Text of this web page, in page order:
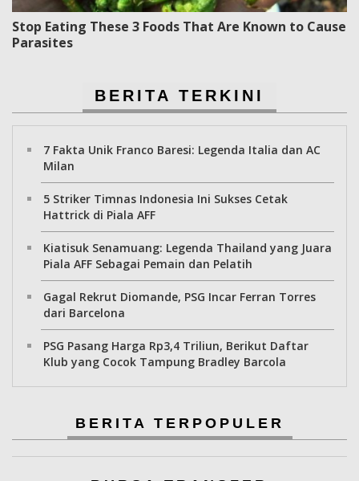
Stop Eating These 3 Foods That Are Known to Cause
Parasites
BERITA TERKINI
7 Fakta Unik Franco Baresi: Legenda Italia dan AC
Milan
5 Striker Timnas Indonesia Ini Sukses Cetak
Hattrick di Piala AFF
Kiatisuk Senamuang: Legenda Thailand yang Juara
Piala AFF Sebagai Pemain dan Pelatih
Gagal Rekrut Diomande, PSG Incar Ferran Torres
dari Barcelona
PSG Pasang Harga Rp3,4 Triliun, Berikut Daftar
Klub yang Cocok Tampung Bradley Barcola
BERITA TERPOPULER